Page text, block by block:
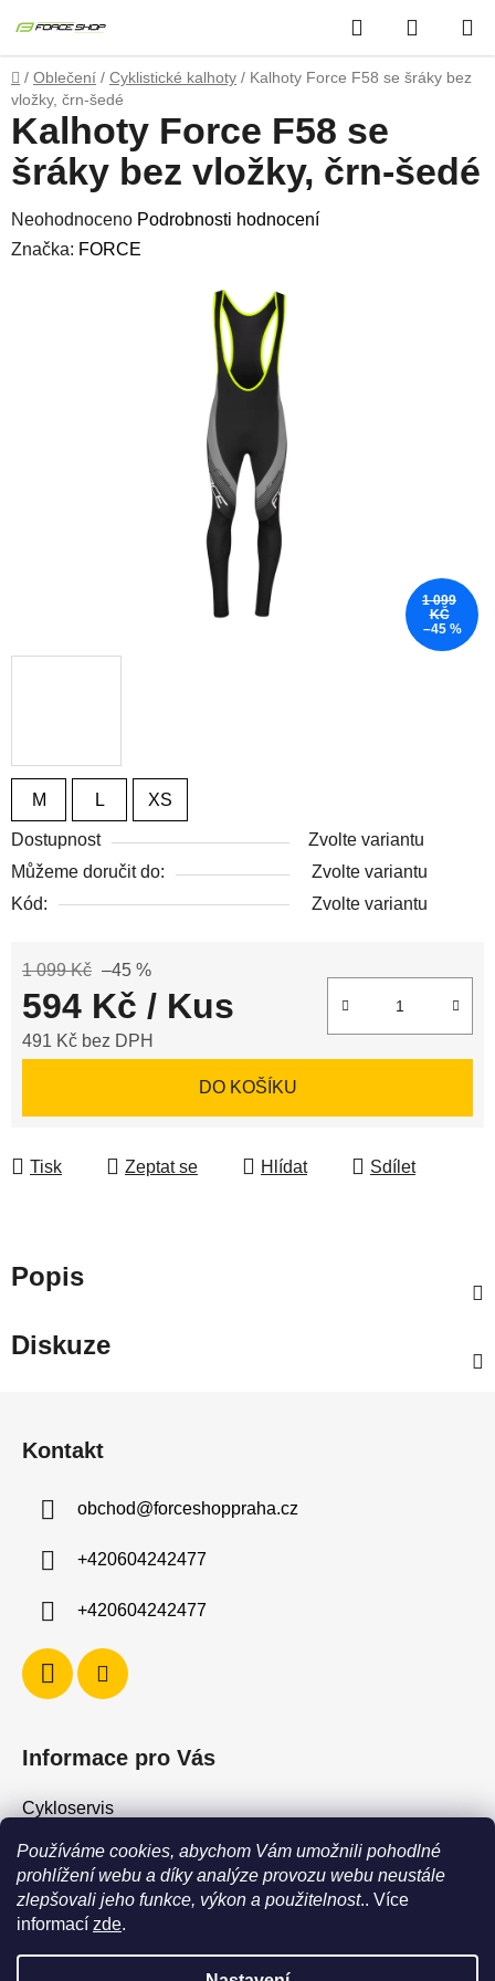
Používáme cookies, abychom Vám umožnili pohodlné
prohlížení webu a díky analýze provozu webu neustále
zlepšovali jeho funkce, výkon a použitelnost.. Více
informací zde.
na
obsah
Hledat
KOŠÍK
Domů
/ Oblečení / Cyklistické kalhoty / Kalhoty Force F58 se šráky bez
vložky, črn-šedé
M L XS
Dostupnost
Zvolte variantu
Můžeme doručit do:
Zvolte variantu
Kód:
Zvolte variantu
1 099 Kč –45 %
594 Kč / Kus
491 Kč bez DPH
DO KOŠÍKU
Tisk Zeptat se Hlídat Sdílet
Kalhoty Force F58 se
šráky bez vložky, črn-šedé
Průměrné
hodnocení
Neohodnoceno Podrobnosti hodnocení
Značka: FORCE
1 099
KČ
–45 %
Popis
Diskuze
Kontakt
obchod@forceshoppraha.cz
+420604242477
+420604242477
Informace pro Vás
Cykloservis
Skiservis
Obchodní podmínky
Podmínky ochrany osobních údajů